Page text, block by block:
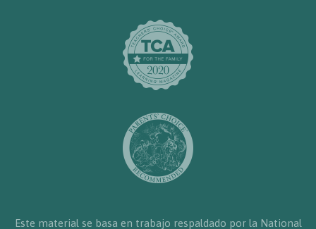
Este material se basa en trabajo respaldado por la National